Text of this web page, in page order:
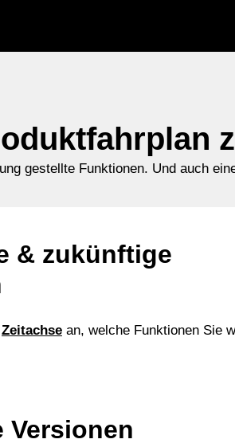
gestellte Funktionen. Und auch
& zukünftige
Zeitachse an, welche Funktionen Sie
Versionen